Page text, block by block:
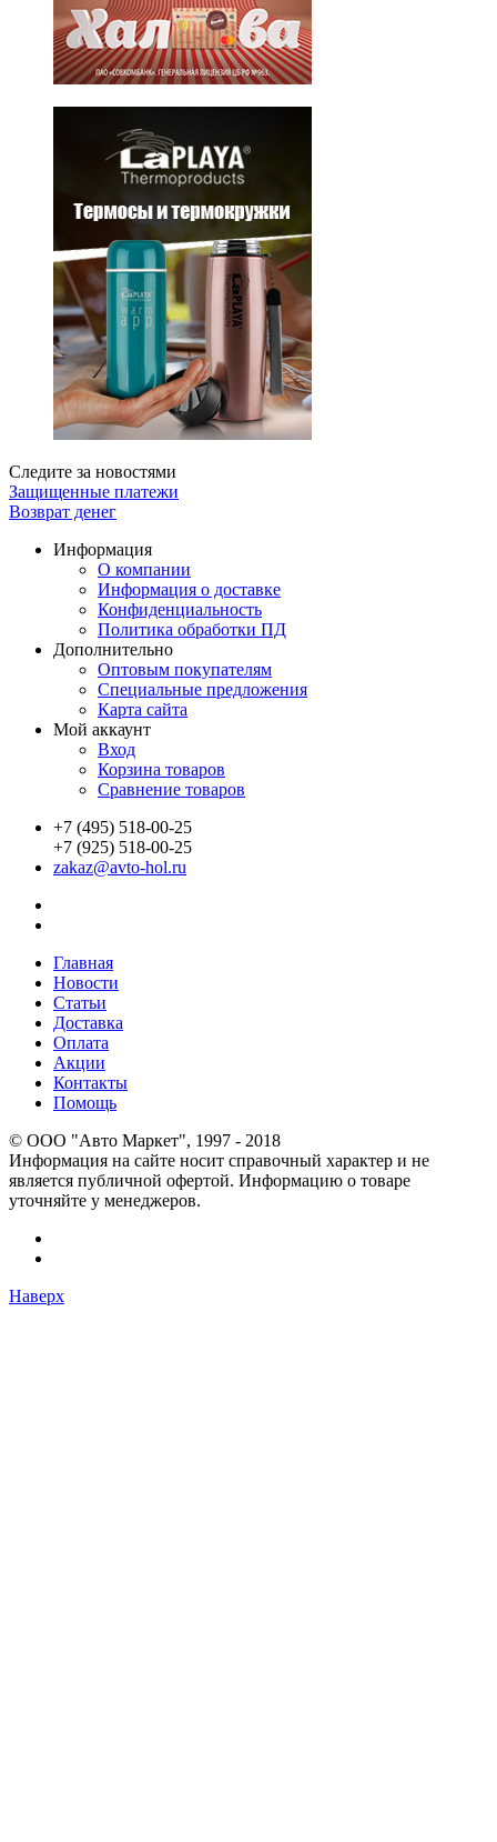
Следите за новостями
Защищенные платежи
Возврат денег
Информация
О компании
Информация о доставке
Конфиденциальность
Политика обработки ПД
Дополнительно
Оптовым покупателям
Специальные предложения
Карта сайта
Мой аккаунт
Вход
Корзина товаров
Сравнение товаров
+7 (495) 518-00-25
+7 (925) 518-00-25
zakaz@avto-hol.ru
Главная
Новости
Статьи
Доставка
Оплата
Акции
Контакты
Помощь
© OOO "Авто Маркет", 1997 - 2018
Информация на сайте носит справочный характер и не
является публичной офертой. Информацию о товаре
уточняйте у менеджеров.
Наверх